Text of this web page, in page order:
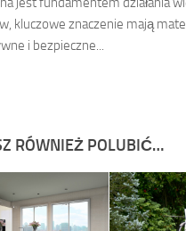
kluczowe znaczenie mają
i bezpieczne...
RÓWNIEŻ POLUBIĆ…